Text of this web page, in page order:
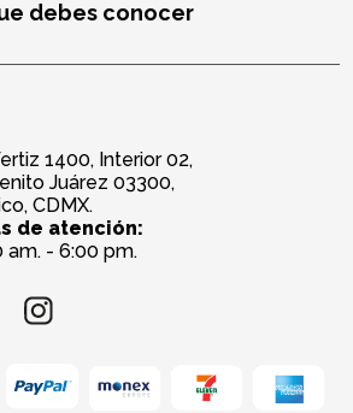
debes conocer
1400, Interior 02,
Juárez 03300,
CDMX.
de atención:
- 6:00 pm.